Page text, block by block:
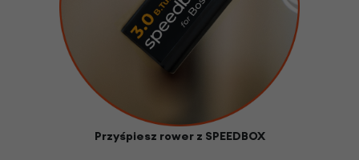
Przyśpiesz rower z SPEEDBOX